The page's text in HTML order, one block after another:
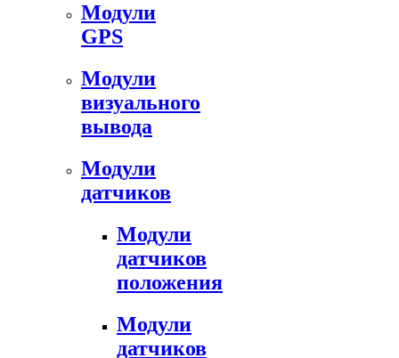
Модули
GPS
Модули
визуального
вывода
Модули
датчиков
Модули
датчиков
положения
Модули
датчиков